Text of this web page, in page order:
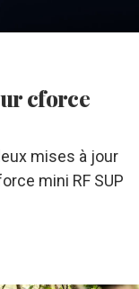
cforce
mises à jour
mini RF SUP